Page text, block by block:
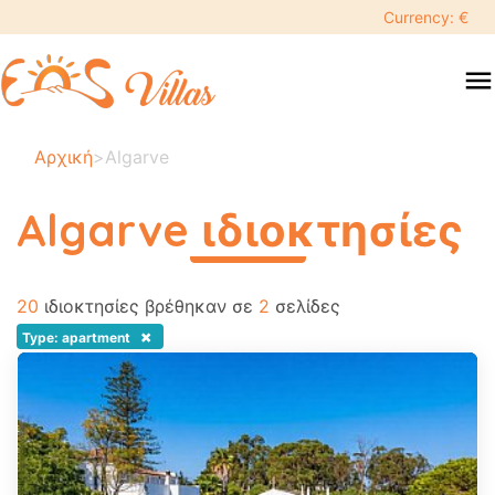
Currency: €
menu
swipe
to
close
ημερομηνίες
Αναζήτηση
search
Προορισμός
Ενήλικες
Αρχική>Algarve
Algarve ιδιοκτησίες
περισσότερα
20 ιδιοκτησίες βρέθηκαν σε 2 σελίδες
Type: apartment ×